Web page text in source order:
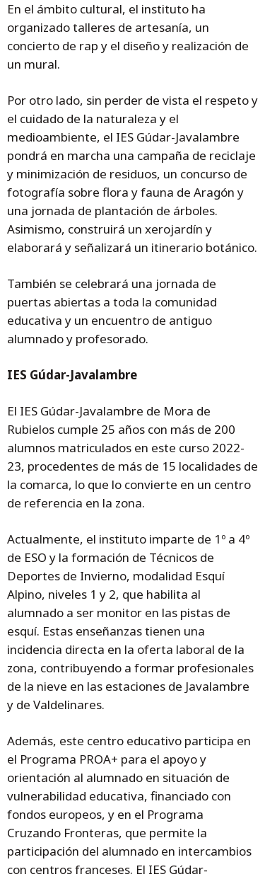
En el ámbito cultural, el instituto ha
organizado talleres de artesanía, un
concierto de rap y el diseño y realización de
un mural.
Por otro lado, sin perder de vista el respeto y
el cuidado de la naturaleza y el
medioambiente, el IES Gúdar-Javalambre
pondrá en marcha una campaña de reciclaje
y minimización de residuos, un concurso de
fotografía sobre flora y fauna de Aragón y
una jornada de plantación de árboles.
Asimismo, construirá un xerojardín y
elaborará y señalizará un itinerario botánico.
También se celebrará una jornada de
puertas abiertas a toda la comunidad
educativa y un encuentro de antiguo
alumnado y profesorado.
IES Gúdar-Javalambre
El IES Gúdar-Javalambre de Mora de
Rubielos cumple 25 años con más de 200
alumnos matriculados en este curso 2022-
23, procedentes de más de 15 localidades de
la comarca, lo que lo convierte en un centro
de referencia en la zona.
Actualmente, el instituto imparte de 1º a 4º
de ESO y la formación de Técnicos de
Deportes de Invierno, modalidad Esquí
Alpino, niveles 1 y 2, que habilita al
alumnado a ser monitor en las pistas de
esquí. Estas enseñanzas tienen una
incidencia directa en la oferta laboral de la
zona, contribuyendo a formar profesionales
de la nieve en las estaciones de Javalambre
y de Valdelinares.
Además, este centro educativo participa en
el Programa PROA+ para el apoyo y
orientación al alumnado en situación de
vulnerabilidad educativa, financiado con
fondos europeos, y en el Programa
Cruzando Fronteras, que permite la
participación del alumnado en intercambios
con centros franceses. El IES Gúdar-